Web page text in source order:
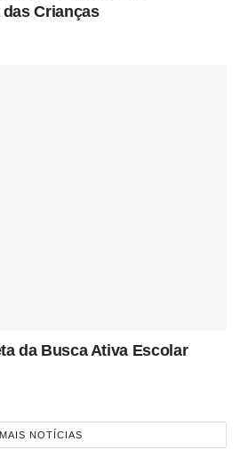
Crianças
da Busca Ativa Escolar
MAIS NOTÍCIAS